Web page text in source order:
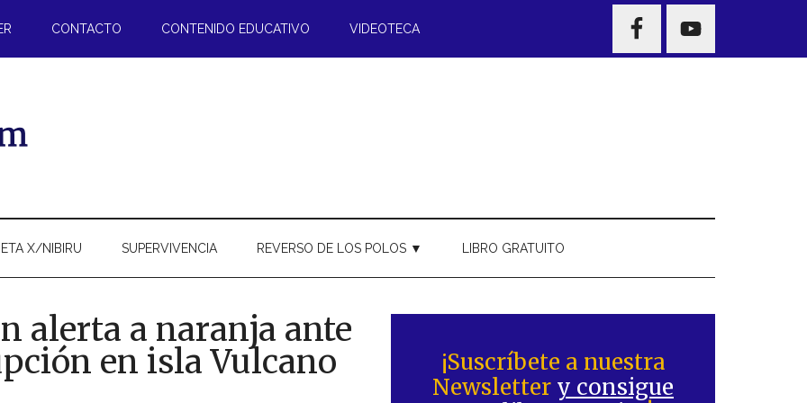
CONTACTO CONTENIDO EDUCATIVO VIDEOTECA
NAV
WIDGET
X/NIBIRU SUPERVIVENCIA REVERSO DE LOS POLOS ▼ LIBRO GRATUITO
alerta a naranja ante
en isla Vulcano
lateral
principal
¡Suscríbete a nuestra
Newsletter y consigue